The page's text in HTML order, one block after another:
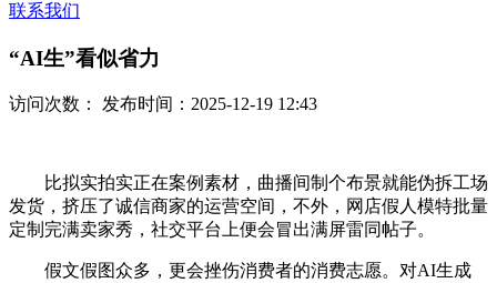
联系我们
“AI生”看似省力
访问次数： 发布时间：2025-12-19 12:43
比拟实拍实正在案例素材，曲播间制个布景就能伪拆工场
发货，挤压了诚信商家的运营空间，不外，网店假人模特批量
定制完满卖家秀，社交平台上便会冒出满屏雷同帖子。
假文假图众多，更会挫伤消费者的消费志愿。对AI生成